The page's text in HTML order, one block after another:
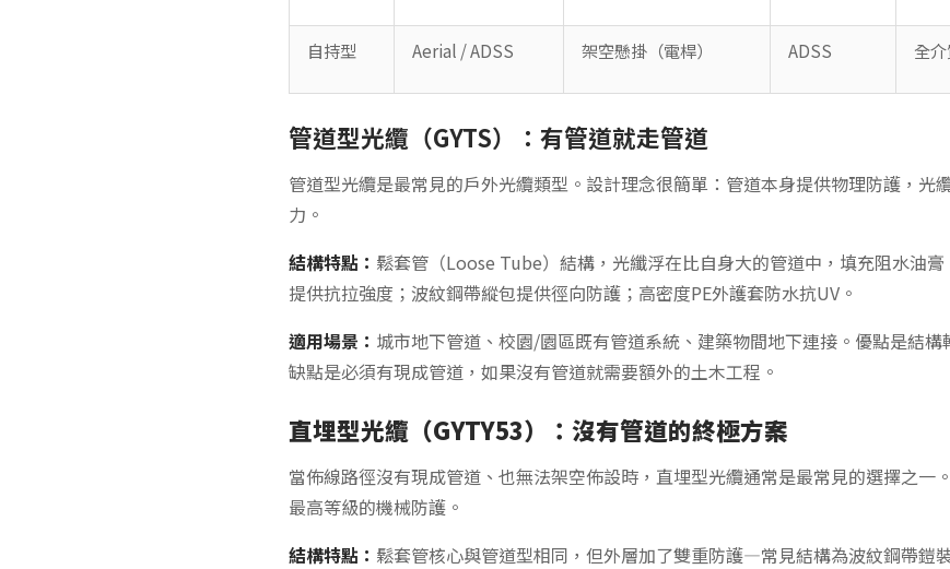
自持型 Aerial / ADSS 架空懸掛（電桿） ADSS 全
管道型光纜（GYTS）：有管道就走管道
管道型光纜是最常見的戶外光纜類型。設計理念很簡單：管道本身提供物理防護，光
力。
結構特點： 鬆套管（Loose Tube）結構，光纖浮在比自身大的管道中，填充阻水油膏
提供抗拉強度；波紋鋼帶縱包提供徑向防護；高密度PE外護套防水抗UV。
適用場景： 城市地下管道、校園/園區既有管道系統、建築物間地下連接。優點是結構
缺點是必須有現成管道，如果沒有管道就需要額外的土木工程。
直埋型光纜（GYTY53）：沒有管道的終極方案
當佈線路徑沒有現成管道、也無法架空佈設時，直埋型光纜通常是最常見的選擇之一
最高等級的機械防護。
結構特點： 鬆套管核心與管道型相同，但外層加了雙重防護—常見結構為波紋鋼帶鎧